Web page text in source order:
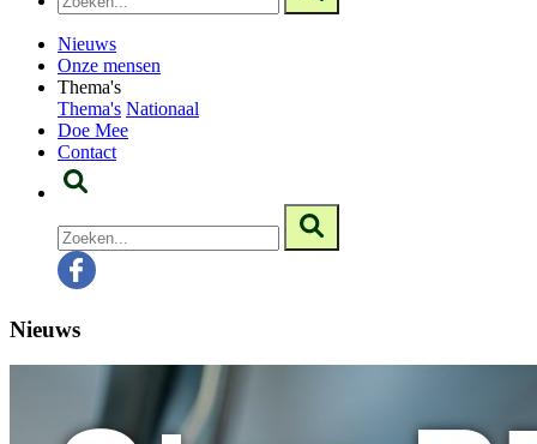
Nieuws
Onze mensen
Thema's
Thema's Nationaal
Doe Mee
Contact
Nieuws